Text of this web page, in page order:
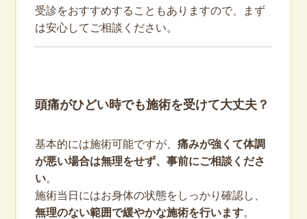
受診をおすすめすることもありますので、まず
は安心してご相談ください。
頭痛がひどい時でも施術を受けて大丈夫？
基本的には施術可能ですが、 痛みが強くて体調
が悪い場合は無理をせず、事前にご相談くださ
い。
施術当日にはお身体の状態をしっかり確認し、
無理のない範囲で緩やかな施術を行います。